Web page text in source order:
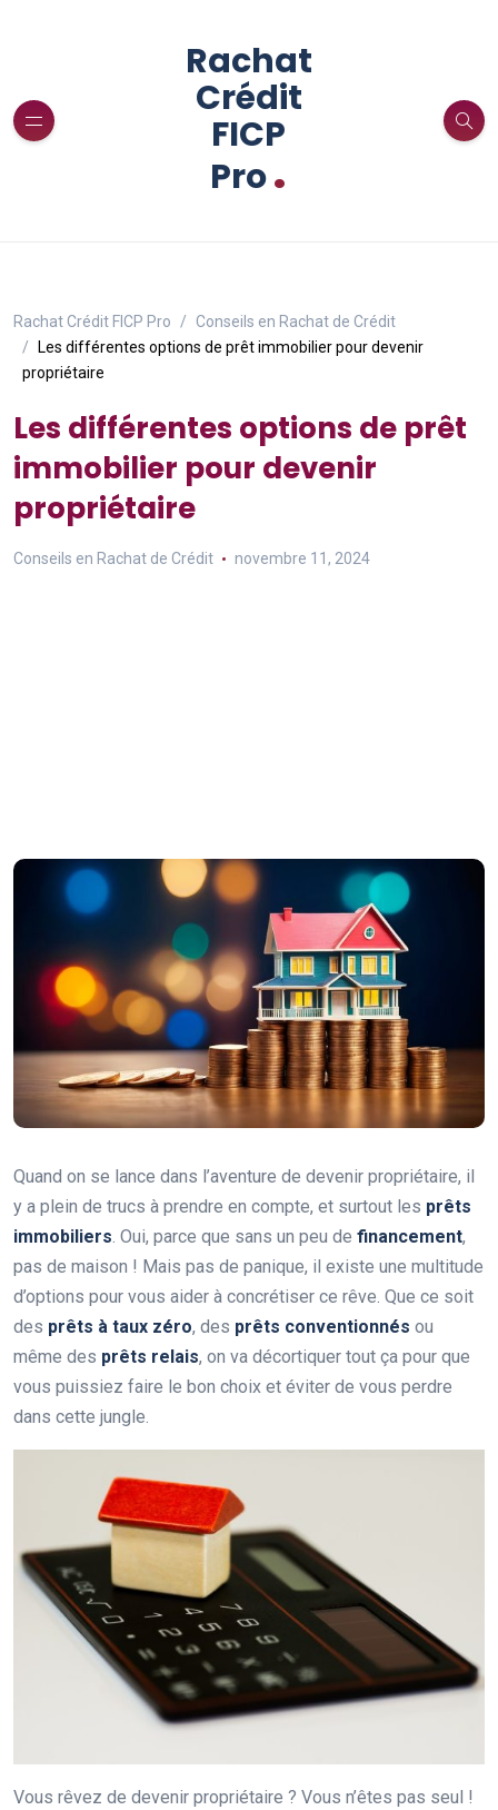
Rachat
Crédit
FICP
Pro.
Rachat Crédit FICP Pro
Conseils en Rachat de Crédit
Les différentes options de prêt immobilier pour devenir
propriétaire
Les différentes options de prêt
immobilier pour devenir
propriétaire
Conseils en Rachat de Crédit novembre 11, 2024
Quand on se lance dans l’aventure de devenir propriétaire, il
y a plein de trucs à prendre en compte, et surtout les prêts
immobiliers. Oui, parce que sans un peu de financement,
pas de maison ! Mais pas de panique, il existe une multitude
d’options pour vous aider à concrétiser ce rêve. Que ce soit
des prêts à taux zéro, des prêts conventionnés ou
même des prêts relais, on va décortiquer tout ça pour que
vous puissiez faire le bon choix et éviter de vous perdre
dans cette jungle.
Vous rêvez de devenir propriétaire ? Vous n’êtes pas seul !